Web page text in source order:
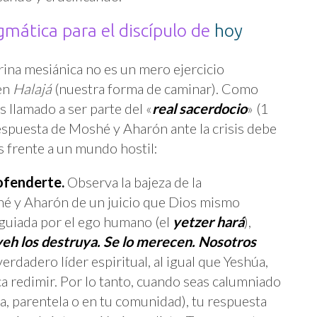
para el discípulo de hoy
mesiánica no es un mero ejercicio
Halajá(nuestra forma de caminar). Como
a ser parte del «real sacerdocio» (1
de Moshé y Aharón ante la crisis debe
frente a un mundo hostil:
Observa la bajeza de la
y Aharón de un juicio que Dios mismo
por el ego humano (el yetzer hará),
los destruya. Se lo merecen. Nosotros
líder espiritual, al igual que Yeshúa,
redimir. Por lo tanto, cuando seas calumniado
parentela o en tu comunidad), tu respuesta